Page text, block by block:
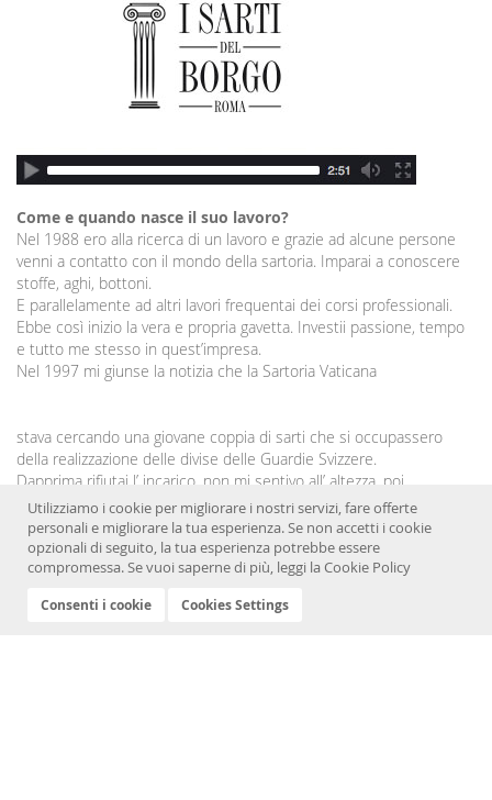
Come e quando nasce il suo lavoro?
Nel 1988 ero alla ricerca di un lavoro e grazie ad alcune persone
venni a contatto con il mondo della sartoria. Imparai a conoscere
stoffe, aghi, bottoni.
E parallelamente ad altri lavori frequentai dei corsi professionali.
Ebbe così inizio la vera e propria gavetta. Investii passione, tempo
e tutto me stesso in quest’impresa.
Nel 1997 mi giunse la notizia che la Sartoria Vaticana
stava cercando una giovane coppia di sarti che si occupassero
della realizzazione delle divise delle Guardie Svizzere.
Dapprima rifiutai l’ incarico, non mi sentivo all’ altezza, poi
riflettendo capii il grande onore nel poter lavorare, seppur
indirettamente, per il Santo Padre. Ricordo che per iniziare anche
mia madre mi aiutò, lavorando per me ore ed ore. La storia ha fatto
il resto...Continua a leggere »
Utilizziamo i cookie per migliorare i nostri servizi, fare offerte
personali e migliorare la tua esperienza. Se non accetti i cookie
opzionali di seguito, la tua esperienza potrebbe essere
compromessa. Se vuoi saperne di più, leggi laCookie Policy
Consenti i cookie Cookies Settings